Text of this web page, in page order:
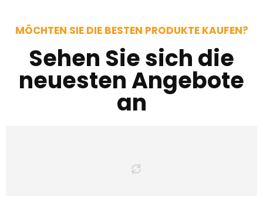
MÖCHTEN SIE DIE BESTEN PRODUKTE KAUFEN?
Sehen Sie sich die
neuesten Angebote
an